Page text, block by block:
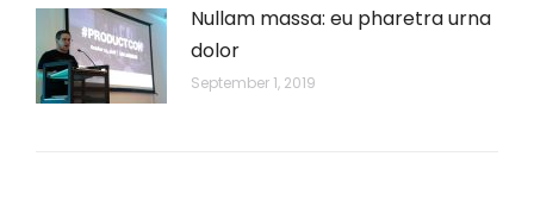
Nullam massa: eu pharetra urna
dolor
September 1, 2019